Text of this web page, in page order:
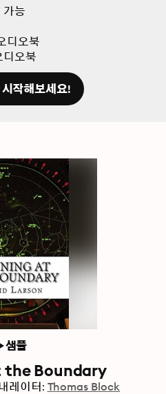
가능
디오북
디오북
작해보세요!
샘플
the Boundary
내레이터: Thomas Block